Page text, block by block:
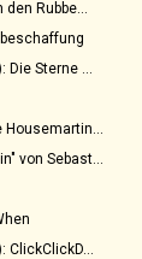
Rubbe...
Sterne ...
von Sebast...